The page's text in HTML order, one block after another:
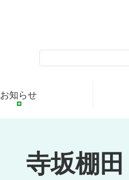
お知らせ
寺坂棚田